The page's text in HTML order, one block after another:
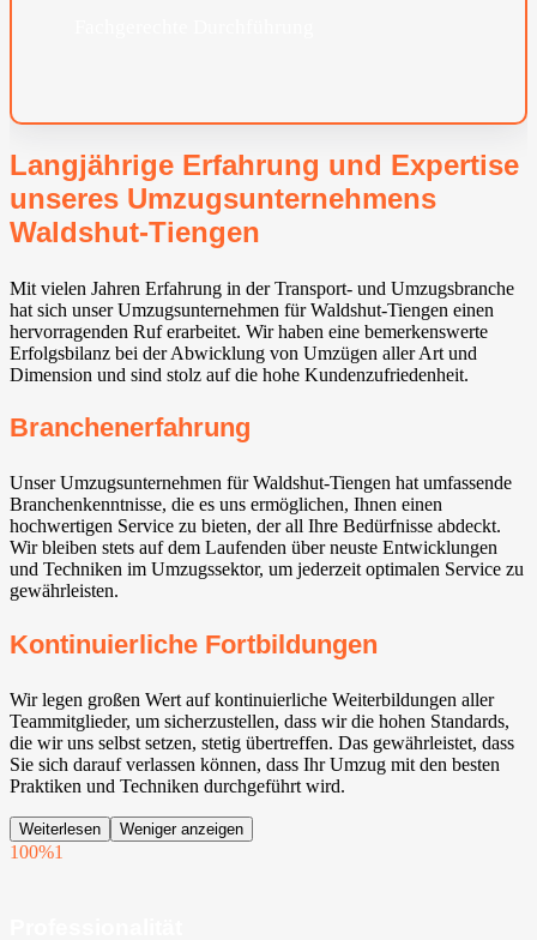
Langjährige Erfahrung und Expertise
unseres Umzugsunternehmens
Waldshut-Tiengen
Mit vielen Jahren Erfahrung in der Transport- und Umzugsbranche
hat sich unser Umzugsunternehmen für Waldshut-Tiengen einen
hervorragenden Ruf erarbeitet. Wir haben eine bemerkenswerte
Erfolgsbilanz bei der Abwicklung von Umzügen aller Art und
Dimension und sind stolz auf die hohe Kundenzufriedenheit.
Branchenerfahrung
Unser Umzugsunternehmen für Waldshut-Tiengen hat umfassende
Branchenkenntnisse, die es uns ermöglichen, Ihnen einen
hochwertigen Service zu bieten, der all Ihre Bedürfnisse abdeckt.
Wir bleiben stets auf dem Laufenden über neuste Entwicklungen
und Techniken im Umzugssektor, um jederzeit optimalen Service zu
gewährleisten.
Kontinuierliche Fortbildungen
Wir legen großen Wert auf kontinuierliche Weiterbildungen aller
Teammitglieder, um sicherzustellen, dass wir die hohen Standards,
die wir uns selbst setzen, stetig übertreffen. Das gewährleistet, dass
Sie sich darauf verlassen können, dass Ihr Umzug mit den besten
Praktiken und Techniken durchgeführt wird.
Weiterlesen Weniger anzeigen
100%1